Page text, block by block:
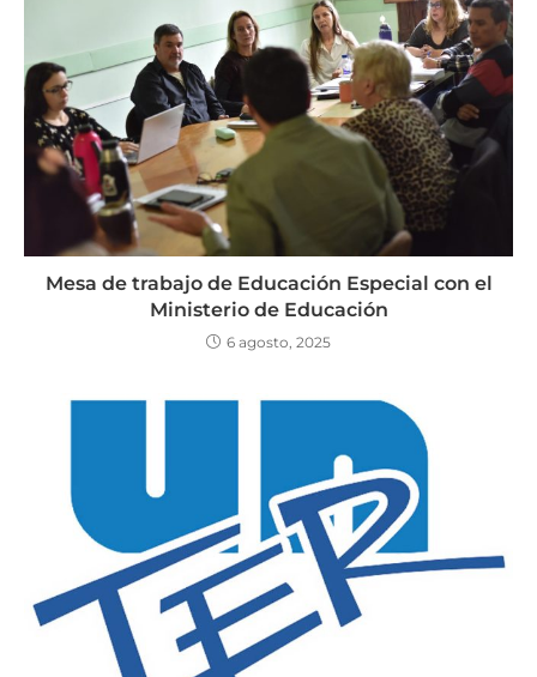
Mesa de trabajo de Educación Especial con el
Ministerio de Educación
6 agosto, 2025